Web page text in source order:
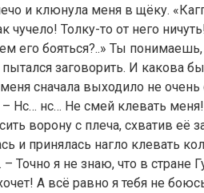
и клюнула меня в щёку.
чучело! Толку-то от него
его бояться?..» Ты
заговорить. И какова
меня сначала выходило не
– Нс… нс… Не смей клевать
ворону с плеча, схватив её
и принялась нагло клевать
– Точно я не знаю, что в стране
А всё равно я тебя не